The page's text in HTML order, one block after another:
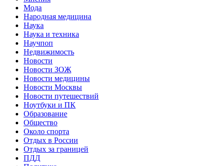
Мода
Народная медицина
Наука
Наука и техника
Научпоп
Недвижимость
Новости
Новости ЗОЖ
Новости медицины
Новости Москвы
Новости путешествий
Ноутбуки и ПК
Образование
Общество
Около спорта
Отдых в России
Отдых за границей
ПДД